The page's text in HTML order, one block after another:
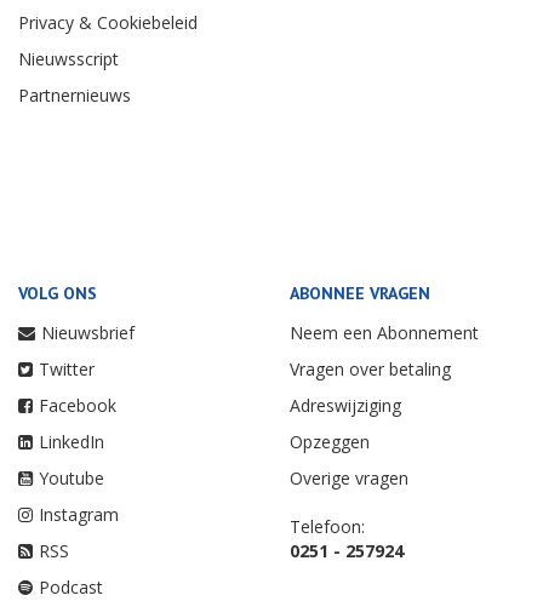
Privacy & Cookiebeleid
Nieuwsscript
Partnernieuws
VOLG ONS
Nieuwsbrief
Twitter
Facebook
LinkedIn
Youtube
Instagram
RSS
Podcast
ABONNEE VRAGEN
Neem een Abonnement
Vragen over betaling
Adreswijziging
Opzeggen
Overige vragen
Telefoon:
0251 - 257924